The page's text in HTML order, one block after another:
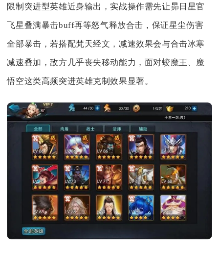
限制突进型英雄近身输出，实战操作需先让昴日星官
飞星叠满暴击buff再等怒气释放合击，保证星尘伤害
全部暴击，若搭配梵天经文，减速效果会与合击冰寒
减速叠加，敌方几乎丧失移动能力，面对蛟魔王、魔
悟空这类高频突进英雄克制效果显著。